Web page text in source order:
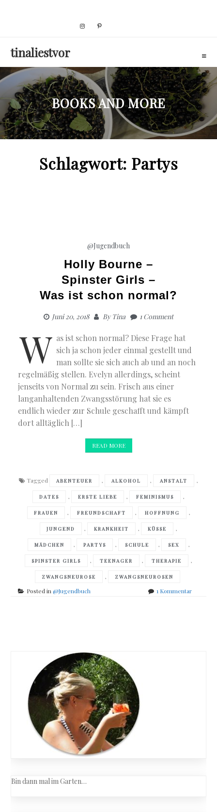
tinaliestvor
BOOKS AND MORE
Schlagwort: Partys
@Jugendbuch
Holly Bourne –
Spinster Girls –
Was ist schon normal?
Juni 20, 2018 ByTina 1 Comment
W as ist schon normal? Diese Frage hat
sich ja schon jeder einmal gestellt und
man sollte sie sich auch ab und an noch
regelmäßig stellen. Evelyn allerdings, scheint
jenseits von Normal zu sein. Frisch aus einer
langanhaltenden Zwangsstörung hat sie es
endlich wieder zur Schule geschafft und kämpft
dort alltäglich […]
READ MORE
Tagged ABENTEUER , ALKOHOL , ANSTALT ,
DATES , ERSTE LIEBE , FEMINISMUS ,
FRAUEN , FREUNDSCHAFT , HOFFNUNG ,
JUNGEND , KRANKHEIT , KÜSSE ,
MÄDCHEN , PARTYS , SCHULE , SEX ,
SPINSTER GIRLS , TEENAGER , THERAPIE ,
ZWANGSNEUROSE , ZWANGSNEUROSEN
Posted in@Jugendbuch 1 Kommentarzu
navigation
Bin dann mal im Garten…